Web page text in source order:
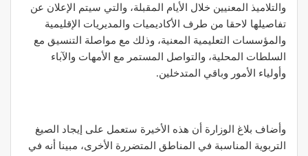
والتلاميذ المعنيين خلال الأيام المقبلة، والتي سيتم الإعلان عن
تفاصيلها لاحقا من طرف الأكاديميات والمديريات الإقليمية
والمؤسسات التعليمية المعنية، وذلك مع مواصلة التنسيق مع
السلطات المحلية، والتواصل المستمر مع الأمهات والآباء
وأولياء الأمور وباقي المتدخلين.
وأضاف بلاغ الوزارة أن هذه الأخيرة ستعمل على إيجاد الصيغ
التربوية المناسبة في المناطق المتضررة الأخرى، مبينا أنه في